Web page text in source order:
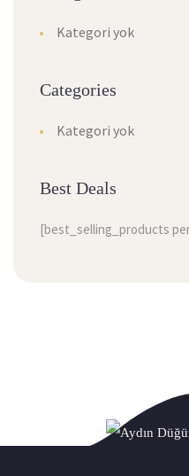
Kategori yok
Categories
Kategori yok
Best Deals
[best_selling_products